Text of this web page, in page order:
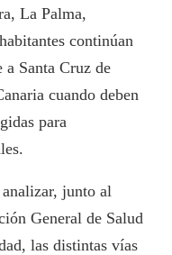
La Palma,
continúan
a Santa Cruz de
cuando deben
para
junto al
General de Salud
las distintas vías